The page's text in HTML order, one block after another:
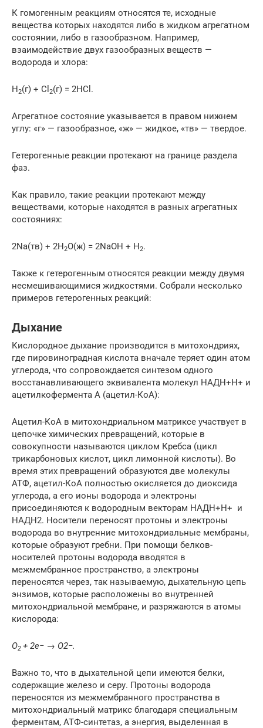
К гомогенным реакциям относятся те, исходные
вещества которых находятся либо в жидком агрегатном
состоянии, либо в газообразном. Например,
взаимодействие двух газообразных веществ —
водорода и хлора:
H2(г) + Cl 2(г) = 2HCl.
Агрегатное состояние указывается в правом нижнем
углу: «г» — газообразное, «ж» — жидкое, «тв» — твердое.
Гетерогенные реакции протекают на границе раздела
фаз.
Как правило, такие реакции протекают между
веществами, которые находятся в разных агрегатных
состояниях:
2Na(тв) + 2H2O(ж) = 2NaOH + H2.
Также к гетерогенным относятся реакции между двумя
несмешивающимися жидкостями. Собрали несколько
примеров гетерогенных реакций:
Дыхание
Кислородное дыхание производится в митохондриях,
где пировиноградная кислота вначале теряет один атом
углерода, что сопровождается синтезом одного
восстанавливающего эквивалента молекул НАДН+Н+ и
ацетилкофермента A (ацетил-КоА):
Ацетил-КоА в митохондриальном матриксе участвует в
цепочке химических превращений, которые в
совокупности называются циклом Кребса (цикл
трикарбоновых кислот, цикл лимонной кислоты). Во
время этих превращений образуются две молекулы
АТФ, ацетил-КоА полностью окисляется до диоксида
углерода, а его ионы водорода и электроны
присоединяются к водородным векторам НАДН+Н+ и
НАДH2. Носители переносят протоны и электроны
водорода во внутренние митохондриальные мембраны,
которые образуют гребни. При помощи белков-
носителей протоны водорода вводятся в
межмембранное пространство, а электроны
переносятся через, так называемую, дыхательную цепь
энзимов, которые расположены во внутренней
митохондриальной мембране, и разряжаются в атомы
кислорода:
O2 + 2e− → O2−.
Важно то, что в дыхательной цепи имеются белки,
содержащие железо и серу. Протоны водорода
переносятся из межмембранного пространства в
митохондриальный матрикс благодаря специальным
ферментам, АТФ-синтетаз, а энергия, выделенная в